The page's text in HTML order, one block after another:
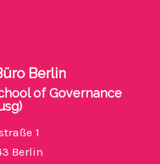
Berlin
of Governance
1
Berlin